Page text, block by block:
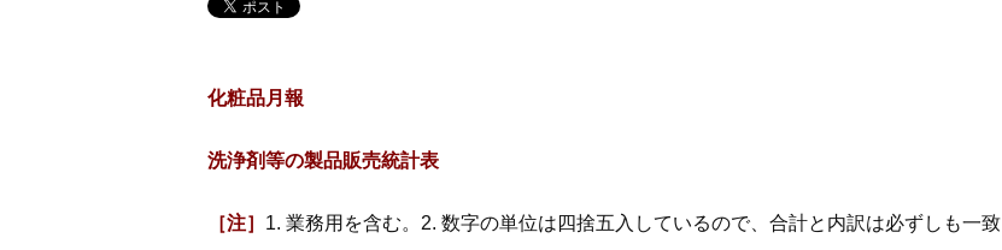
化粧品月報
洗浄剤等の製品販売統計表
［注］ 1. 業務用を含む。2. 数字の単位は四捨五入しているので、合計と内訳は必ずしも一致